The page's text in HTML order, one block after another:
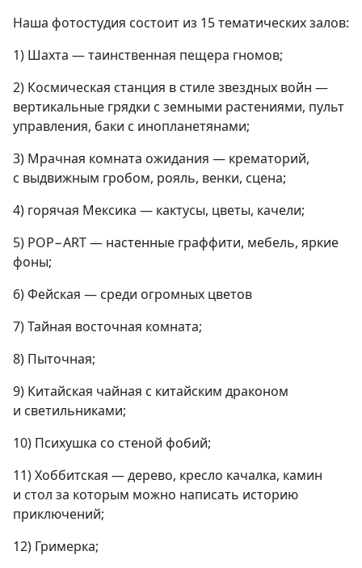
Наша фотостудия состоит из 15 тематических залов:
1) Шахта — таинственная пещера гномов;
2) Космическая станция в стиле звездных войн —
вертикальные грядки с земными растениями, пульт
управления, баки с инопланетянами;
3) Мрачная комната ожидания — крематорий,
с выдвижным гробом, рояль, венки, сцена;
4) горячая Мексика — кактусы, цветы, качели;
5) POP−ART — настенные граффити, мебель, яркие
фоны;
6) Фейская — среди огромных цветов
7) Тайная восточная комната;
8) Пыточная;
9) Китайская чайная с китайским драконом
и светильниками;
10) Психушка со стеной фобий;
11) Хоббитская — дерево, кресло качалка, камин
и стол за которым можно написать историю
приключений;
12) Гримерка;